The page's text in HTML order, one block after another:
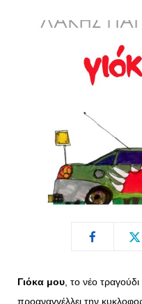
Γιόκα μου, το νέο
προαναγγέλλει την